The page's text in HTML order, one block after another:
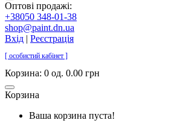
Оптові продажі:
+38050 348-01-38
shop@paint.dn.ua
Вхід | Реєстрація
[ особистий кабінет ]
Корзина: 0 од. 0.00 грн
Корзина
Ваша корзина пуста!